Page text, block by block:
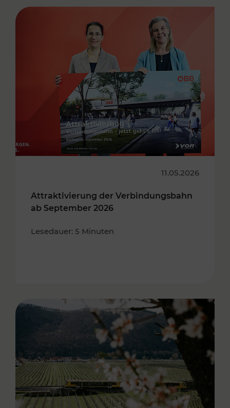
11.05.2026
Attraktivierung der Verbindungsbahn
ab September 2026
Lesedauer: 5 Minuten